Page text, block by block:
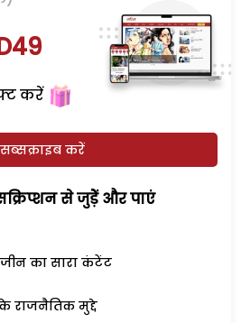
करें
सब्सक्राइब करें
से जुड़ेें और पाएं
का सारा कंटेंट
राजनैतिक मुद्दे